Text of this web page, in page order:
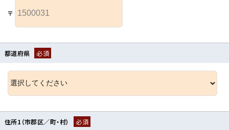
〒
都道府県 必須
住所1（市郡区／町・村） 必須